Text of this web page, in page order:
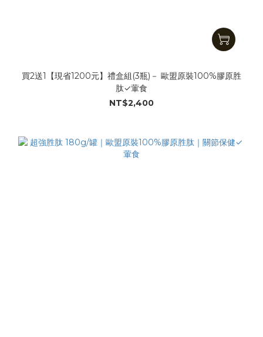
買2送1【現省1200元】禮盒組(3瓶)－ 歐盟原裝100%膠原胜
肽✓葷食
NT$2,400